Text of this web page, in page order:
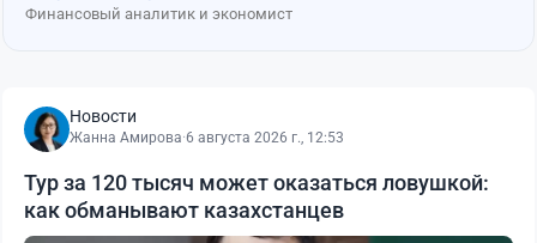
Финансовый аналитик и экономист
Новости
Жанна Амирова·6 августа 2026 г., 12:53
Тур за 120 тысяч может оказаться ловушкой:
как обманывают казахстанцев